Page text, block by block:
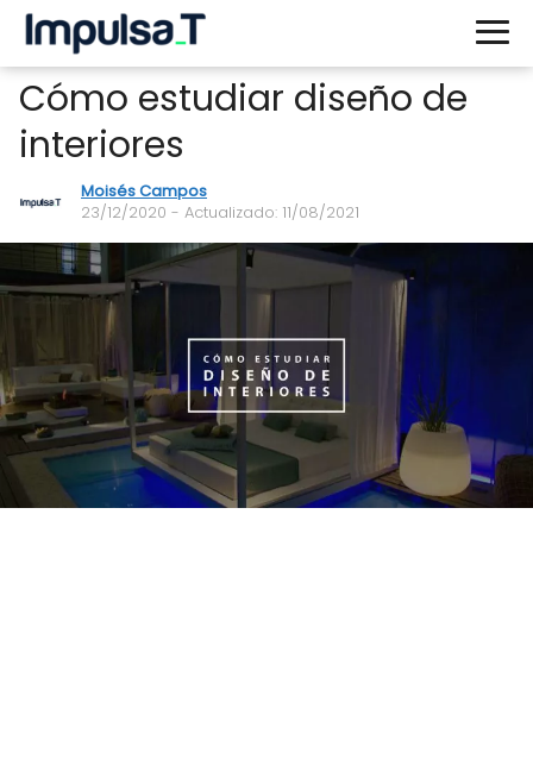
Cómo estudiar diseño de
interiores
Moisés Campos
23/12/2020 - Actualizado: 11/08/2021